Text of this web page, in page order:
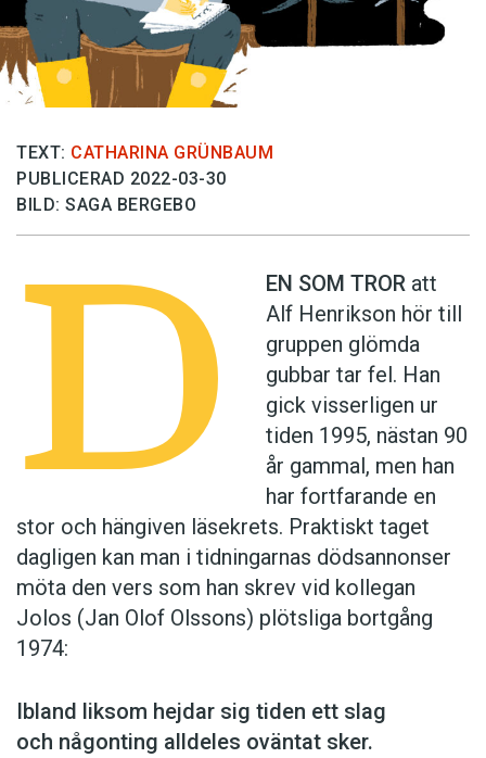
TEXT: CATHARINA GRÜNBAUM
PUBLICERAD 2022-03-30
BILD: SAGA BERGEBO
D EN SOM TROR att
Alf Henrikson hör till
gruppen glömda
gubbar tar fel. Han
gick visserligen ur
tiden 1995, nästan 90
år gammal, men han
har fortfarande en
stor och hängiven läsekrets. Praktiskt taget
dagligen kan man i tidningarnas dödsannonser
möta den vers som han skrev vid kollegan
Jolos (Jan Olof Olssons) plötsliga bortgång
1974:
Ibland liksom hejdar sig tiden ett slag
och någonting alldeles oväntat sker.